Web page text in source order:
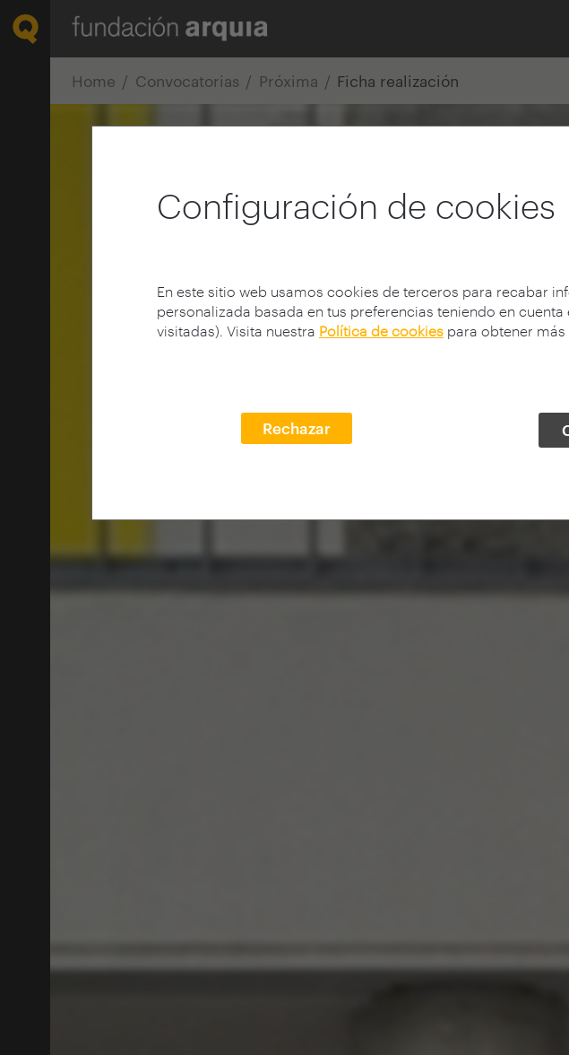
Configuración de cookies
En este sitio web usamos cookies de terceros para recabar
personalizada basada en tus preferencias teniendo en
visitadas). Visita nuestra Política de cookies para obtener
Rechazar
Home Convocatorias Próxima Ficha realización